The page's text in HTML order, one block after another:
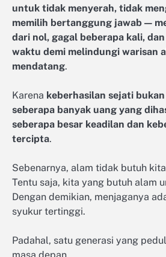
untuk tidak menyerah, tidak
memilih bertanggung jawab —
dari nol, gagal beberapa kali,
waktu demi melindungi warisan
mendatang.
Karena keberhasilan sejati
seberapa banyak uang yang
seberapa besar keadilan dan
tercipta.
Sebenarnya, alam tidak butuh
Tentu saja, kita yang butuh alam
Dengan demikian, menjaganya
syukur tertinggi.
Padahal, satu generasi yang